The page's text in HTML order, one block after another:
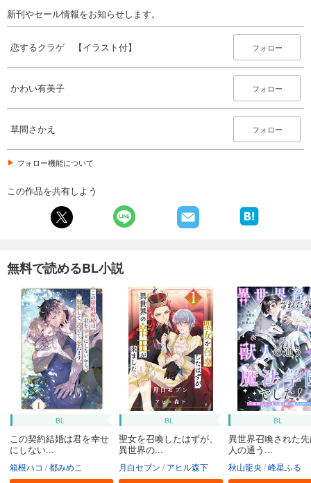
新刊やセール情報をお知らせします。
恋するクラゲ 【イラスト付】 フォロー
かわい有美子 フォロー
草間さかえ フォロー
フォロー機能について
この作品を共有しよう
無料で読めるBL小説
BL
この契約結婚は君を幸せ
にしない...
箱根ハコ 都みめこ
BL
聖女を召喚したはずが、
異世界の...
月白セブン アヒル森下
BL
異世界召喚された
人の通う...
秋山龍央 峰星ふる